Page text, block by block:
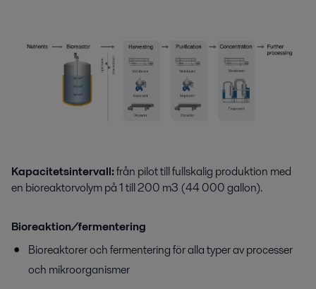
Kapacitetsintervall:från pilot till fullskalig produktion med
en bioreaktorvolym på 1 till 200 m3 (44 000 gallon).
Bioreaktion/fermentering
Bioreaktoreroch fermenteringför alla typer av processer
och mikroorganismer